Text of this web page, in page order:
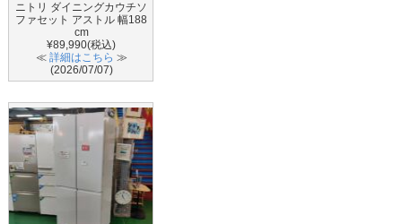
ニトリ ダイニングカウチソ
ファセット アストル 幅188
cm
¥89,990(税込)
≪ 詳細はこちら ≫
(2026/07/07)